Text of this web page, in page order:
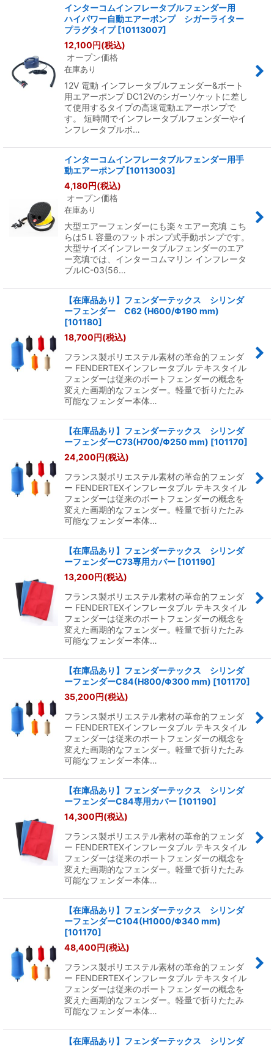
インターコムインフレータブルフェンダー用
ハイパワー自動エアーポンプ シガーライター
プラグタイプ [10113007]
12,100円(税込)
オープン価格
在庫あり
12V 電動 インフレータブルフェンダー&ボート
用エアーポンプ DC12Vのシガーソケットに差し
て使用するタイプの高速電動エアーポンプで
す。 短時間でインフレータブルフェンダーやイ
ンフレータブルボ…
インターコムインフレータブルフェンダー用手
動エアーポンプ [10113003]
4,180円(税込)
オープン価格
在庫あり
大型エアーフェンダーにも楽々エアー充填 こち
らは5Ｌ容量のフットポンプ式手動ポンプです。
大型サイズインフレータブルフェンダーのエア
ー充填では、インターコムマリン インフレータ
ブルIC-03(56…
【在庫品あり】フェンダーテックス シリンダ
ーフェンダー C62 (H600/Φ190 mm)
[101180]
18,700円(税込)
フランス製ポリエステル素材の革命的フェンダ
ー FENDERTEXインフレータブル テキスタイル
フェンダーは従来のボートフェンダーの概念を
変えた画期的なフェンダー。軽量で折りたたみ
可能なフェンダー本体…
【在庫品あり】フェンダーテックス シリンダ
ーフェンダーC73(H700/Φ250 mm) [101170]
24,200円(税込)
フランス製ポリエステル素材の革命的フェンダ
ー FENDERTEXインフレータブル テキスタイル
フェンダーは従来のボートフェンダーの概念を
変えた画期的なフェンダー。軽量で折りたたみ
可能なフェンダー本体…
【在庫品あり】フェンダーテックス シリンダ
ーフェンダーC73専用カバー [101190]
13,200円(税込)
フランス製ポリエステル素材の革命的フェンダ
ー FENDERTEXインフレータブル テキスタイル
フェンダーは従来のボートフェンダーの概念を
変えた画期的なフェンダー。軽量で折りたたみ
可能なフェンダー本体…
【在庫品あり】フェンダーテックス シリンダ
ーフェンダーC84(H800/Φ300 mm) [101170]
35,200円(税込)
フランス製ポリエステル素材の革命的フェンダ
ー FENDERTEXインフレータブル テキスタイル
フェンダーは従来のボートフェンダーの概念を
変えた画期的なフェンダー。軽量で折りたたみ
可能なフェンダー本体…
【在庫品あり】フェンダーテックス シリンダ
ーフェンダーC84専用カバー [101190]
14,300円(税込)
フランス製ポリエステル素材の革命的フェンダ
ー FENDERTEXインフレータブル テキスタイル
フェンダーは従来のボートフェンダーの概念を
変えた画期的なフェンダー。軽量で折りたたみ
可能なフェンダー本体…
【在庫品あり】フェンダーテックス シリンダ
ーフェンダーC104(H1000/Φ340 mm)
[101170]
48,400円(税込)
フランス製ポリエステル素材の革命的フェンダ
ー FENDERTEXインフレータブル テキスタイル
フェンダーは従来のボートフェンダーの概念を
変えた画期的なフェンダー。軽量で折りたたみ
可能なフェンダー本体…
【在庫品あり】フェンダーテックス シリンダ